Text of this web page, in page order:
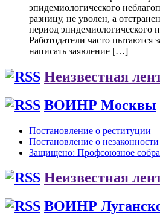
эпидемиологического
разницу, не уволен, а
период эпидемиологического
Работодатели часто пытаются
написать заявление […]
Неизвестная
ВОИНР Москвы
Постановление о реституции
Постановление о
Защищено: Профсоюзное
Неизвестная
ВОИНР